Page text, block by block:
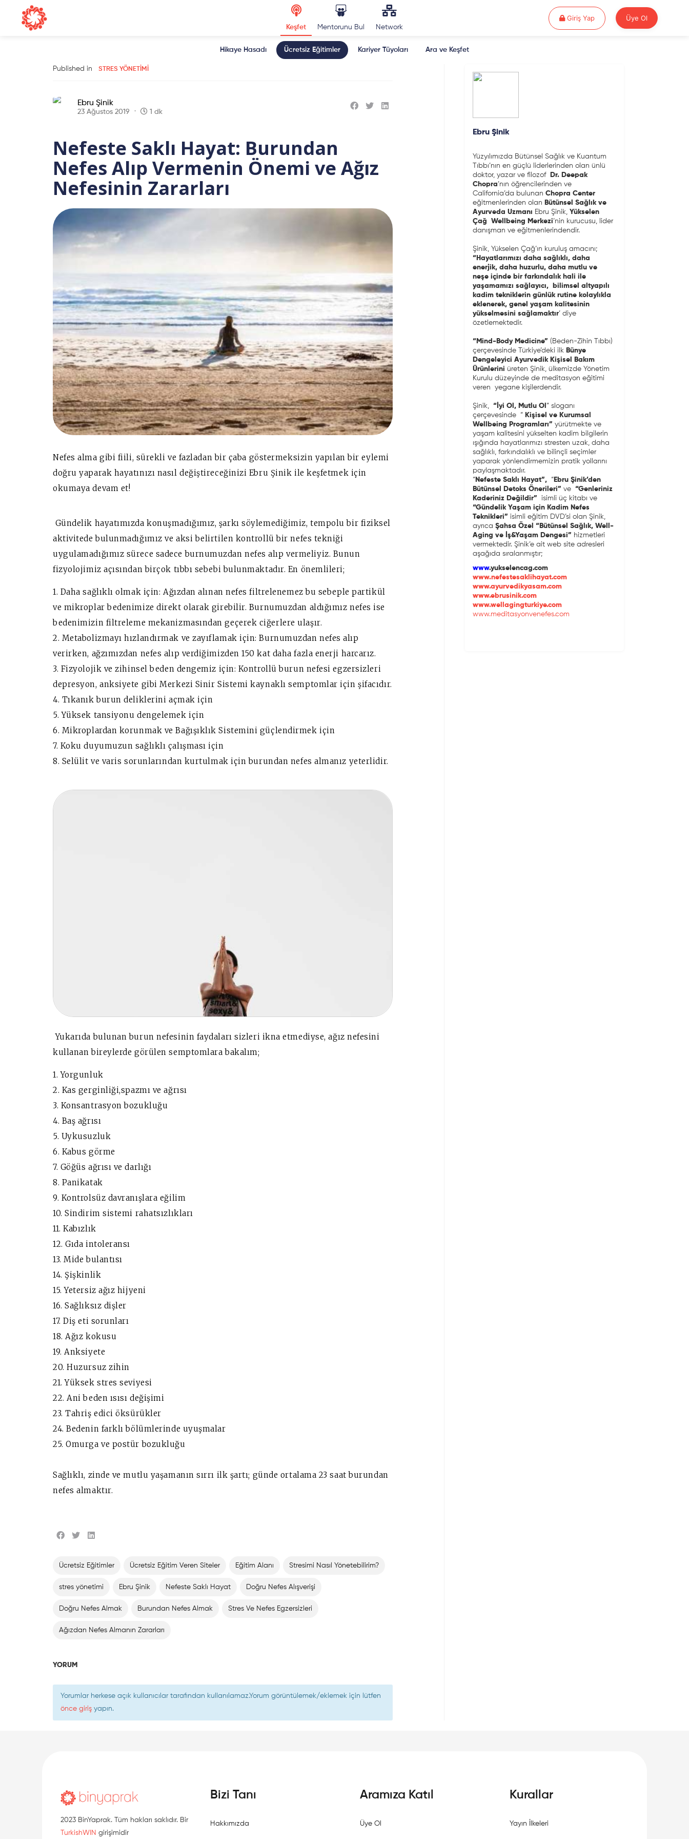
Keşfet Mentorunu Bul Network
Giriş YapGiriş Yap Üye Ol
Hikaye Hasadı Ücretsiz Eğitimler Kariyer Tüyoları Ara ve Keşfet
Published in STRES YÖNETIMI
Ebru Şinik
23 Ağustos 2019 1 dk
Nefeste Saklı Hayat: Burundan
Nefes Alıp Vermenin Önemi ve Ağız
Nefesinin Zararları
Nefes alma gibi fiili, sürekli ve fazladan bir çaba göstermeksizin yapılan bir eylemi
doğru yaparak hayatınızı nasıl değiştireceğinizi Ebru Şinik ile keşfetmek için
okumaya devam et!
Gündelik hayatımızda konuşmadığımız, şarkı söylemediğimiz, tempolu bir fiziksel
aktivitede bulunmadığımız ve aksi belirtilen kontrollü bir nefes tekniği
uygulamadığımız sürece sadece burnumuzdan nefes alıp vermeliyiz. Bunun
fizyolojimiz açısından birçok tıbbı sebebi bulunmaktadır. En önemlileri;
1. Daha sağlıklı olmak için: Ağızdan alınan nefes filtrelenemez bu sebeple partikül
ve mikroplar bedenimize direkt olarak girebilir. Burnumuzdan aldığımız nefes ise
bedenimizin filtreleme mekanizmasından geçerek ciğerlere ulaşır.
2. Metabolizmayı hızlandırmak ve zayıflamak için: Burnumuzdan nefes alıp
verirken, ağzımızdan nefes alıp verdiğimizden 150 kat daha fazla enerji harcarız.
3. Fizyolojik ve zihinsel beden dengemiz için: Kontrollü burun nefesi egzersizleri
depresyon, anksiyete gibi Merkezi Sinir Sistemi kaynaklı semptomlar için şifacıdır.
4. Tıkanık burun deliklerini açmak için
5. Yüksek tansiyonu dengelemek için
6. Mikroplardan korunmak ve Bağışıklık Sistemini güçlendirmek için
7. Koku duyumuzun sağlıklı çalışması için
8. Selülit ve varis sorunlarından kurtulmak için burundan nefes almanız yeterlidir.
Yukarıda bulunan burun nefesinin faydaları sizleri ikna etmediyse, ağız nefesini
kullanan bireylerde görülen semptomlara bakalım;
1. Yorgunluk
2. Kas gerginliği,spazmı ve ağrısı
3. Konsantrasyon bozukluğu
4. Baş ağrısı
5. Uykusuzluk
6. Kabus görme
7. Göğüs ağrısı ve darlığı
8. Panikatak
9. Kontrolsüz davranışlara eğilim
10. Sindirim sistemi rahatsızlıkları
11. Kabızlık
12. Gıda intoleransı
13. Mide bulantısı
14. Şişkinlik
15. Yetersiz ağız hijyeni
16. Sağlıksız dişler
17. Diş eti sorunları
18. Ağız kokusu
19. Anksiyete
20. Huzursuz zihin
21. Yüksek stres seviyesi
22. Ani beden ısısı değişimi
23. Tahriş edici öksürükler
24. Bedenin farklı bölümlerinde uyuşmalar
25. Omurga ve postür bozukluğu
Sağlıklı, zinde ve mutlu yaşamanın sırrı ilk şartı; günde ortalama 23 saat burundan
nefes almaktır.
Ücretsiz Eğitimler Ücretsiz Eğitim Veren Siteler Eğitim Alanı Stresimi Nasıl Yönetebilirim?
stres yönetimi Ebru Şinik Nefeste Saklı Hayat Doğru Nefes Alışverişi
Doğru Nefes Almak Burundan Nefes Almak Stres Ve Nefes Egzersizleri
Ağızdan Nefes Almanın Zararları
YORUM
Yorumlar herkese açık kullanıcılar tarafından kullanılamaz.Yorum görüntülemek/eklemek için lütfen
önce giriş yapın.
Ebru Şinik
Yüzyılımızda Bütünsel Sağlık ve Kuantum
Tıbbı’nın en güçlü liderlerinden olan ünlü
doktor, yazar ve filozof
Dr. Deepak
Chopra’nın öğrencilerinden ve
California’da bulunan Chopra Center
eğitmenlerinden olan Bütünsel Sağlık ve
Ayurveda Uzmanı Ebru Şinik, Yükselen
Çağ
Wellbeing Merkezi’nin kurucusu, lider
danışman ve eğitmenlerindendir.
Şinik, Yükselen Çağ’ın kuruluş amacını;
“Hayatlarımızı daha sağlıklı, daha
enerjik, daha huzurlu, daha mutlu ve
neşe içinde bir farkındalık hali ile
yaşamamızı sağlayıcı, bilimsel altyapılı
kadim tekniklerin günlük rutine kolaylıkla
eklenerek, genel yaşam kalitesinin
yükselmesini sağlamaktır’ diye
özetlemektedir.
“Mind-Body Medicine” (Beden-Zihin Tıbbı)
çerçevesinde Türkiye’deki ilk Bünye
Dengeleyici Ayurvedik Kişisel Bakım
Ürünlerini üreten Şinik, ülkemizde Yönetim
Kurulu düzeyinde de meditasyon eğitimi
veren yegane kişilerdendir.
Şinik, “İyi Ol, Mutlu Ol ” sloganı
çerçevesinde “ Kişisel ve Kurumsal
Wellbeing Programları” yürütmekte ve
yaşam kalitesini yükselten kadim bilgilerin
ışığında hayatlarımızı stresten uzak, daha
sağlıklı, farkındalıklı ve bilinçli seçimler
yaparak yönlendirmemizin pratik yollarını
paylaşmaktadır.
“ Nefeste Saklı Hayat”, “ Ebru Şinik’den
Bütünsel Detoks Önerileri” ve “Genleriniz
Kaderiniz Değildir” isimli üç kitabı ve
“Gündelik Yaşam için Kadim Nefes
Teknikleri” isimli eğitim DVD’si olan Şinik,
ayrıca Şahsa Özel “Bütünsel Sağlık, Well-
Aging ve İş&Yaşam Dengesi” hizmetleri
vermektedir. Şinik’e ait web site adresleri
aşağıda sıralanmıştır;
www.yukselencag.com
www.nefestesaklihayat.com
www.ayurvedikyasam.com
www.ebrusinik.com
www.wellagingturkiye.com
www.meditasyonvenefes.com
2023 BinYaprak. Tüm hakları saklıdır. Bir
TurkishWIN girişimidir
Bizi Tanı
Hakkımızda
Aramıza Katıl
Üye Ol
Kurallar
Yayın İlkeleri